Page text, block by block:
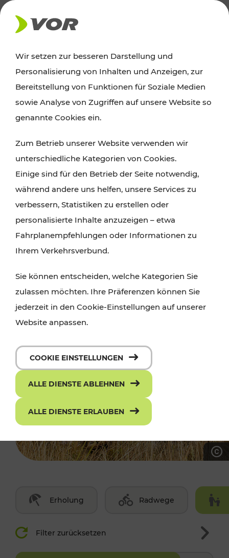
AKTUELLES
Ausflugstipps
Wien, Niederösterreich und das Burgenland
Wanderungen, Kultur und Gastronomie,
Radtouren oder purer Naturgenuss – viele
Attraktionen sind mit den Ticket- und Fahrplan-
Angeboten des VOR gut und schnell erreichbar.
Erholung Radwege
Filter zurücksetzen
Wir setzen zur besseren Darstellung und
Personalisierung von Inhalten und Anzeigen, zur
Bereitstellung von Funktionen für Soziale Medien
sowie Analyse von Zugriffen auf unsere Website so
genannte Cookies ein.
Zum Betrieb unserer Website verwenden wir
unterschiedliche Kategorien von Cookies.
Einige sind für den Betrieb der Seite notwendig,
während andere uns helfen, unsere Services zu
verbessern, Statistiken zu erstellen oder
personalisierte Inhalte anzuzeigen – etwa
Fahrplanempfehlungen oder Informationen zu
Ihrem Verkehrsverbund.
Sie können entscheiden, welche Kategorien Sie
zulassen möchten. Ihre Präferenzen können Sie
jederzeit in den Cookie-Einstellungen auf unserer
Website anpassen.
COOKIE EINSTELLUNGEN
ALLE DIENSTE ABLEHNEN
ALLE DIENSTE ERLAUBEN